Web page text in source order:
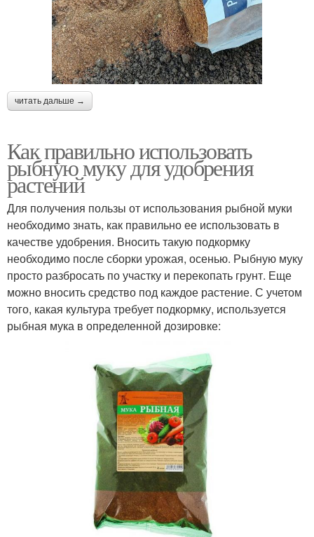
читать дальше →
Как правильно использовать
рыбную муку для удобрения
растений
Для получения пользы от использования рыбной муки
необходимо знать, как правильно ее использовать в
качестве удобрения. Вносить такую подкормку
необходимо после сборки урожая, осенью. Рыбную муку
просто разбросать по участку и перекопать грунт. Еще
можно вносить средство под каждое растение. С учетом
того, какая культура требует подкормку, используется
рыбная мука в определенной дозировке: